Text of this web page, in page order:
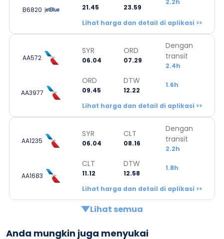
B6820 21.45 23.59
2.2h
Lihat harga dan detail di aplikasi >>
AA572
SYR
06.04
ORD
07.29
Dengan
transit
2.4h
AA3977
ORD
09.45
DTW
12.22
1.6h
Lihat harga dan detail di aplikasi >>
AA1235
SYR
06.04
CLT
08.16
Dengan
transit
2.2h
AA1683
CLT
11.12
DTW
12.58
1.8h
Lihat harga dan detail di aplikasi >>
Lihat semua
Anda mungkin juga menyukai